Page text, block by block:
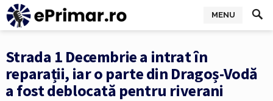
MENU
Strada 1 Decembrie a intrat în
reparații, iar o parte din Dragoș-Vodă
a fost deblocată pentru riverani